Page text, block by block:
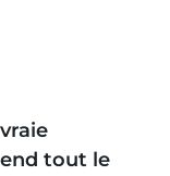
tout le